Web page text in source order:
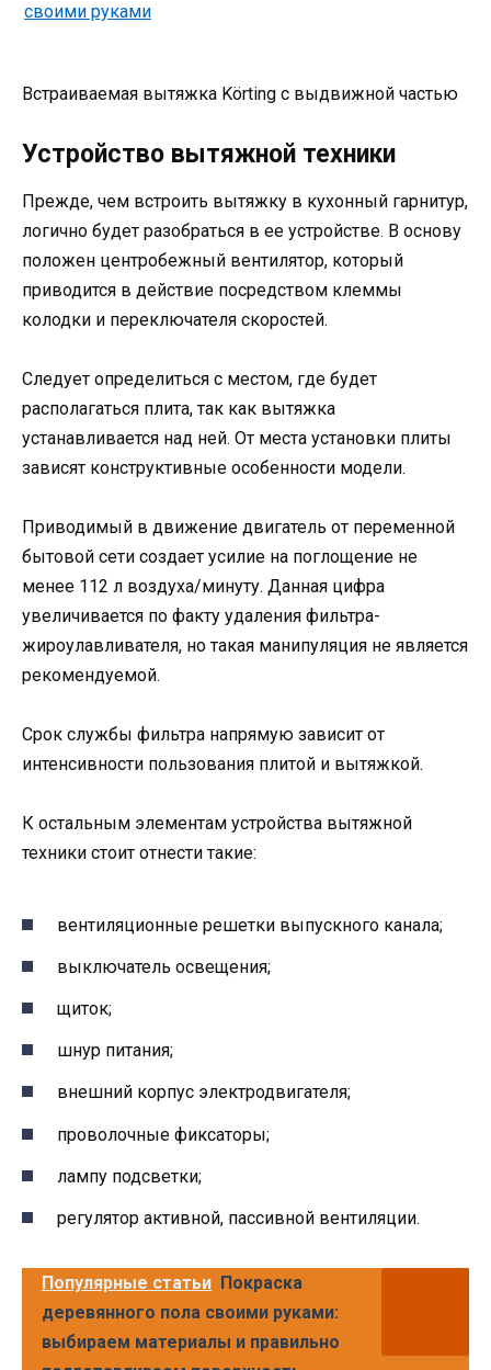
Встраиваемая вытяжка Körting с выдвижной частью
Устройство вытяжной техники
Прежде, чем встроить вытяжку в кухонный гарнитур,
логично будет разобраться в ее устройстве. В основу
положен центробежный вентилятор, который
приводится в действие посредством клеммы
колодки и переключателя скоростей.
Следует определиться с местом, где будет
располагаться плита, так как вытяжка
устанавливается над ней. От места установки плиты
зависят конструктивные особенности модели.
Приводимый в движение двигатель от переменной
бытовой сети создает усилие на поглощение не
менее 112 л воздуха/минуту. Данная цифра
увеличивается по факту удаления фильтра-
жироулавливателя, но такая манипуляция не является
рекомендуемой.
Срок службы фильтра напрямую зависит от
интенсивности пользования плитой и вытяжкой.
К остальным элементам устройства вытяжной
техники стоит отнести такие:
вентиляционные решетки выпускного канала;
выключатель освещения;
щиток;
шнур питания;
внешний корпус электродвигателя;
проволочные фиксаторы;
лампу подсветки;
регулятор активной, пассивной вентиляции.
Популярные статьи Покраска
деревянного пола своими руками:
выбираем материалы и правильно